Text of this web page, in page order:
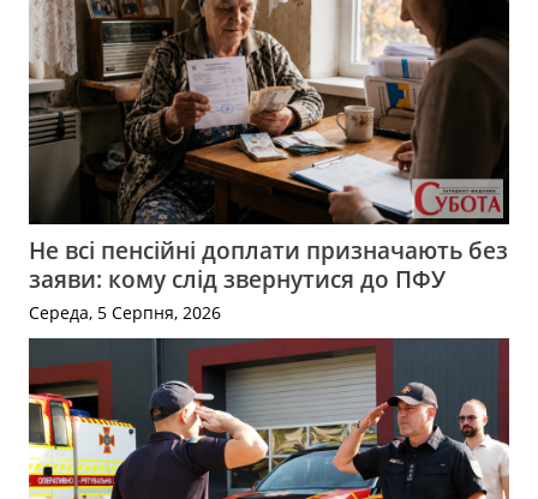
Не всі пенсійні доплати призначають без
заяви: кому слід звернутися до ПФУ
Середа, 5 Серпня, 2026